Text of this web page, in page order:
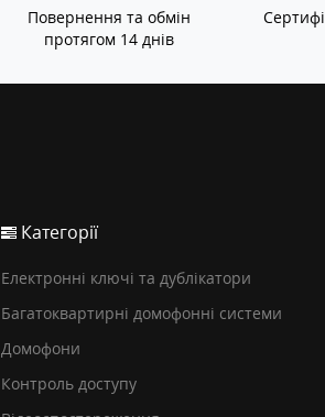
Повернення та обмін
протягом 14 днів
Категорії
Електронні ключі та дублікатори
Багатоквартирні домофонні системи
Домофони
Контроль доступу